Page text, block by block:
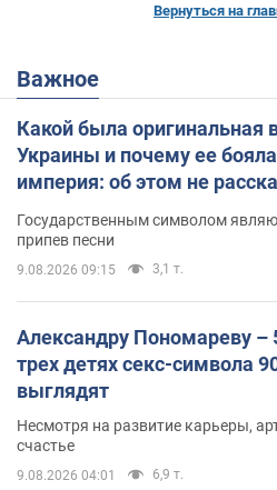
Вернуться на
Важное
Какой была оригинальная
Украины и почему ее
империя: об этом не
Государственным символом
припев песни
9.08.2026 09:15 3,1 т.
Александру Пономареву –
трех детях секс-символа
выглядят
Несмотря на развитие карьеры,
счастье
9.08.2026 04:01 6,9 т.